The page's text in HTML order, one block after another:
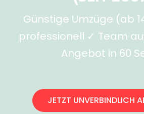
Günstige Umzüge (ab
professionell ✓ Team
Angebot in 60
JETZT UNVERBINDLICH